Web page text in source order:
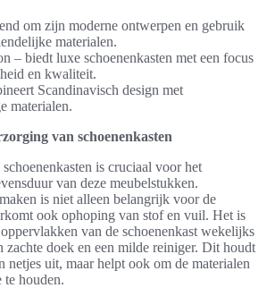
om zijn moderne ontwerpen en gebruik
materialen.
– biedt luxe schoenenkasten met een focus
en kwaliteit.
Scandinavisch design met
materialen.
van schoenenkasten
is cruciaal voor het
van deze meubelstukken.
is niet alleen belangrijk voor de
ook ophoping van stof en vuil. Het is
van de schoenenkast wekelijks
zachte doek en een milde reiniger. Dit houdt
netjes uit, maar helpt ook om de materialen
houden.